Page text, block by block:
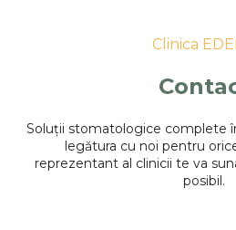
Clinica
Soluții stomatologice complete
legătura cu noi pentru
reprezentant al clinicii te va
posibil.